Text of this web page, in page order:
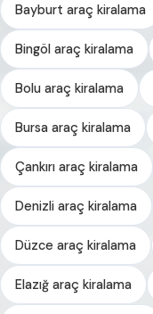
Bayburt araç kiralama
Bingöl araç kiralama
Bolu araç kiralama
Bursa araç kiralama
Çankırı araç kiralama
Denizli araç kiralama
Düzce araç kiralama
Elazığ araç kiralama